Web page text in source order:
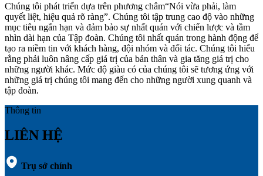
Chúng tôi phát triển dựa trên phương châm“Nói vừa phải, làm
quyết liệt, hiệu quả rõ ràng”. Chúng tôi tập trung cao độ vào những
mục tiêu ngắn hạn và đảm bảo sự nhất quán với chiến lược và tầm
nhìn dài hạn của Tập đoàn. Chúng tôi nhất quán trong hành động để
tạo ra niềm tin với khách hàng, đội nhóm và đối tác. Chúng tôi hiểu
rằng phải luôn nâng cấp giá trị của bản thân và gia tăng giá trị cho
những người khác. Mức độ giàu có của chúng tôi sẽ tương ứng với
những giá trị chúng tôi mang đến cho những người xung quanh và
tập đoàn.
Thông tin
LIÊN HỆ
Trụ sở chính